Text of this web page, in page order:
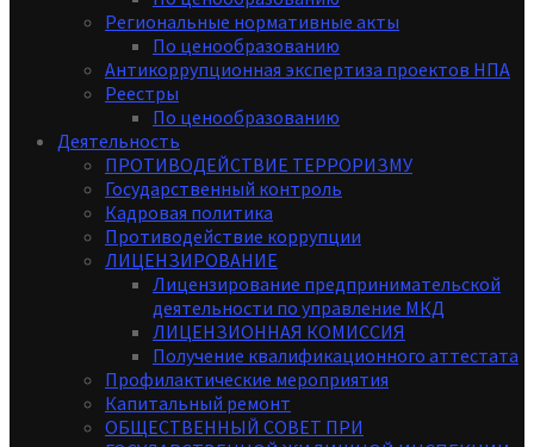
Региональные нормативные акты
По ценообразованию
Антикоррупционная экспертиза проектов НПА
Реестры
По ценообразованию
Деятельность
ПРОТИВОДЕЙСТВИЕ ТЕРРОРИЗМУ
Государственный контроль
Кадровая политика
Противодействие коррупции
ЛИЦЕНЗИРОВАНИЕ
Лицензирование предпринимательской
деятельности по управление МКД
ЛИЦЕНЗИОННАЯ КОМИССИЯ
Получение квалификационного аттестата
Профилактические мероприятия
Капитальный ремонт
ОБЩЕСТВЕННЫЙ СОВЕТ ПРИ